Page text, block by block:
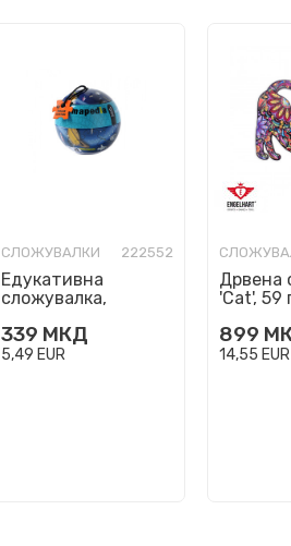
СЛОЖУВАЛКИ 222552
Едукативна
сложувалка,
System, 100
парчиња
339 МКД
5,49 EUR
Дрвена
'Cat', 59
899
14,55 EUR